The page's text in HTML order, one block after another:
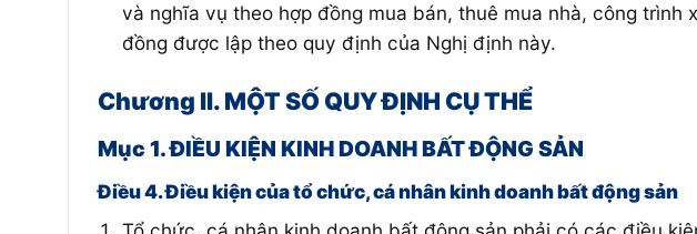
và nghĩa vụ theo hợp đồng mua bán, thuê mua nhà, công
đồng được lập theo quy định của Nghị định này.
Chương II. MỘT SỐ QUY ĐỊNH CỤ THỂ
Mục 1. ĐIỀU KIỆN KINH DOANH BẤT ĐỘNG SẢN
Điều 4. Điều kiện của tổ chức, cá nhân kinh doanh bất động sản